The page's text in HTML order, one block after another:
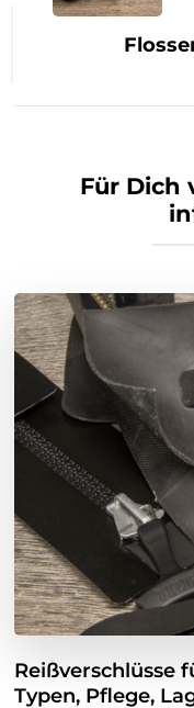
Für Dich
Reißverschlüsse
Typen, Pflege,